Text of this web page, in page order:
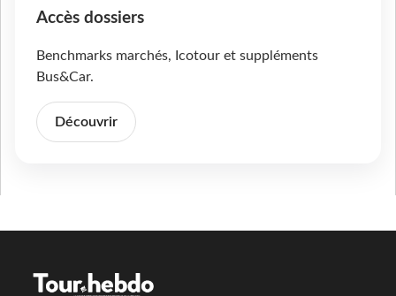
Accès dossiers
Benchmarks marchés, Icotour et suppléments
Bus&Car.
Découvrir